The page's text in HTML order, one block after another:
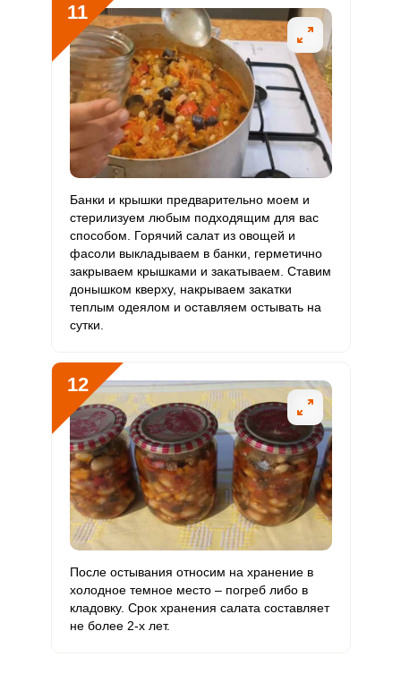
11
Банки и крышки предварительно моем и
стерилизуем любым подходящим для вас
способом. Горячий салат из овощей и
фасоли выкладываем в банки, герметично
закрываем крышками и закатываем. Ставим
донышком кверху, накрываем закатки
теплым одеялом и оставляем остывать на
сутки.
12
После остывания относим на хранение в
холодное темное место – погреб либо в
кладовку. Срок хранения салата составляет
не более 2-х лет.